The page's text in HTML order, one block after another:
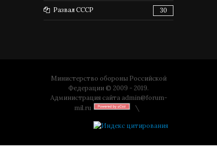
Развал СССР 30
Министерство обороны Российской
Федерации © 2009 - 2019.
Администрация сайта admin@forum-
mil.ru